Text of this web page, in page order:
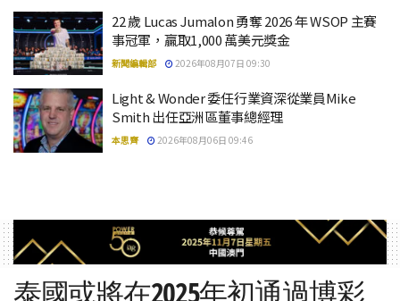
22 歲 Lucas Jumalon 勇奪 2026 年 WSOP 主賽
事冠軍，贏取1,000 萬美元獎金
新聞編輯部 2026年08月07日 09:30
Light & Wonder 委任行業資深從業員Mike
Smith 出任亞洲區董事總經理
本思齊 2026年08月06日 09:46
泰國或將在2025年初通過博彩